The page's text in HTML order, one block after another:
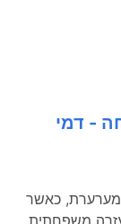
- דמי
אלישבע ברק - האם המערערת, כאשר
משפחתית.